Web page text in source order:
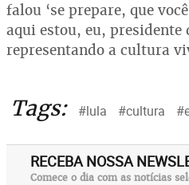
falou ‘se prepare, que
aqui estou, eu, presidente
representando a cultura
Tags: #lula #cultura
RECEBA NOSSA
Comece o dia com as notícias